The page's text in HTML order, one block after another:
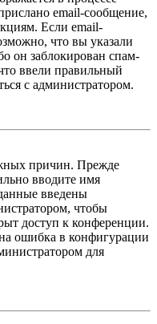
email-сообщение,
Если email-
что вы указали
он заблокирован спам-
ввели правильный
с администратором.
причин. Прежде
вводите имя
введены
чтобы
доступ к конференции.
ошибка в конфигурации
для